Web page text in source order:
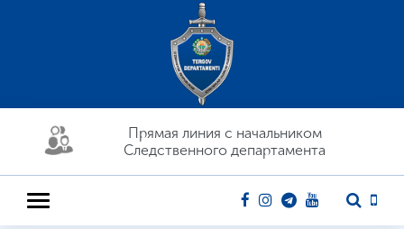
Прямая линия c начальником
Следственного департамента